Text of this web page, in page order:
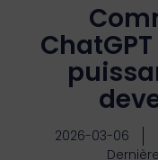
2026-03-06